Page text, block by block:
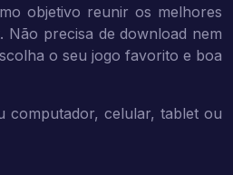
objetivo reunir os melhores
Não precisa de download nem
o seu jogo favorito e boa
computador, celular, tablet ou